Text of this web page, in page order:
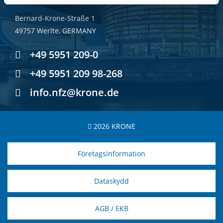
Bernard-Krone-Straße 1
49757 Werlte, GERMANY
+49 5951 209-0
+49 5951 209 98-268
info.nfz@krone.de
2026 KRONE
Företagsinformation
Dataskydd
AGB / EKB